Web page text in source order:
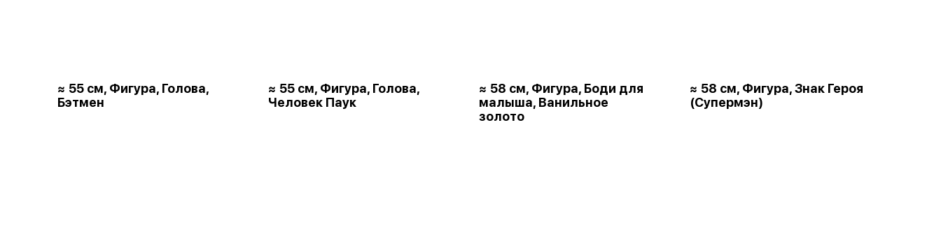
≈ 55 см, Фигура, Голова,
Бэтмен
≈ 55 см, Фигура, Голова,
Человек Паук
≈ 58 см, Фигура, Боди для
малыша, Ванильное
золото
≈ 58 см, Фигура, Знак Героя
(Супермэн)